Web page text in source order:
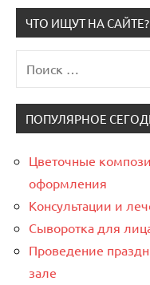
ЧТО ИЩУТ НА САЙТЕ?
для:
ПОПУЛЯРНОЕ
Цветочные
оформления
Консультации и
Сыворотка для
Проведение
зале